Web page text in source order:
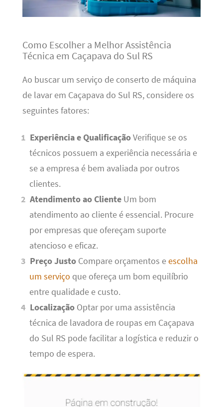
Como Escolher a Melhor Assistência
Técnica em Caçapava do Sul RS
Ao buscar um serviço de conserto de máquina
de lavar em Caçapava do Sul RS, considere os
seguintes fatores:
Experiência e QualificaçãoVerifique se os
técnicos possuem a experiência necessária e
se a empresa é bem avaliada por outros
clientes.
Atendimento ao Cliente Um bom
atendimento ao cliente é essencial. Procure
por empresas que ofereçam suporte
atencioso e eficaz.
Preço Justo Compare orçamentos eescolha
um serviço que ofereça um bom equilíbrio
entre qualidade e custo.
Localização Optar por uma assistência
técnica de lavadora de roupas em Caçapava
do Sul RS pode facilitar a logística e reduzir o
tempo de espera.